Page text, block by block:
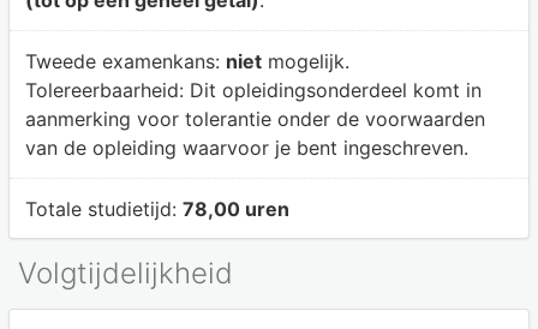
Tweede examenkans: nietmogelijk.
Tolereerbaarheid: Dit opleidingsonderdeel komt in
aanmerking voor tolerantie onder de voorwaarden
van de opleiding waarvoor je bent ingeschreven.
Totale studietijd: 78,00 uren
Volgtijdelijkheid